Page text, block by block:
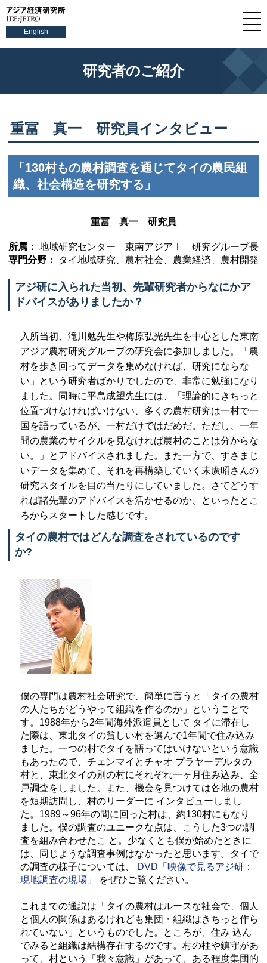
English
研究者のご紹介
重冨 真一 研究員インタビュー
「130村もの農村調査を通じてタイの農民組
織、社会構造を研究する」
重冨 真一 研究員
所属： 地域研究センター 東南アジアⅠ 研究グループ長
専門分野：
タイ地域研究、農村社会、農業経済、農村開発
アジ研に入られた当初、先輩研究者からなにかア
ドバイスがありましたか？
入所当初、滝川勉先生や梅原弘光先生を中心とした東南
アジア農村研究グループの研究会に参加しました。「農
村を歩き回ってデータを集めなければ、研究にならな
い」という研究者ばかりでしたので、非常に勉強になり
ました。同時に平島成望先生には、「理論的にきちっと
位置づけなければいけない、多くの農村研究は一村で一
国を語っているが、一村だけではだめだ。ただし、一年
間の農業のサイクルを見なければ農村のことは分からな
い。」とアドバイスされました。また一方で、すさまじ
いデータを集めて、それを再構築していく末廣昭さんの
研究スタイルを目の当たりにしていました。さてどうす
れば諸先輩のアドバイスを活かせるのか、といったとこ
ろからスタートした感じです。
タイの農村ではどんな調査をされているのです
か?
僕の専門は農村社会研究で、簡単に言うと「タイの農村
の人たちがどうやって組織を作るのか」ということで
す。1988年から2年間海外派遣員として タイに滞在し
た際は、東北タイの貧しい村を選んで1年間で住み込み
ました。一つの村でタイを語ってはいけないという意識
もあったので、チェンマイとチャオ プラヤーデルタの
村と、東北タイの別の村にそれぞれ一ヶ月住み込み、全
戸調査をしました。また、機会を見つけては各地の農村
を短期訪問し、村のリーダーに インタビューしまし
た。1989～96年の間に回った村は、約130村にもなり
ました。僕の調査のユニークな点は、こうした3つの調
査を組み合わせたこ と。少なくとも僕が始めたときに
は、同じような調査事例はなかったと思います。タイで
の調査の様子については、
DVD「映像で見るアジ研：
現地調査の現場」
をぜひご覧ください。
これまでの通説は「タイの農村はルースな社会で、個人
と個人の関係はあるけれども集団・組織はきちっと作ら
れていない」というものでした。ところが、住み 込ん
でみると組織は結構存在するのです。村の柱や鎮守があ
って、村という「我々意識」があって、ある程度集団的